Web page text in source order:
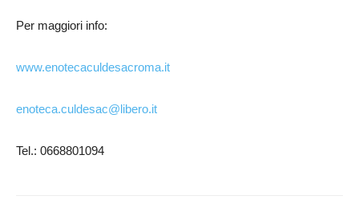
Per maggiori info:
www.enotecaculdesacroma.it
enoteca.culdesac@libero.it
Tel.: 0668801094